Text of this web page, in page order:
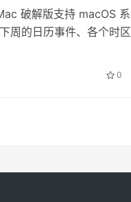
破解版支持 macOS
周的日历事件、各个时区
0